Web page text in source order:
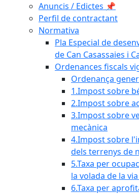
Anuncis / Edictes 📌
Perfil de contractant
Normativa
Pla Especial de
de Can Casassaies i
Ordenances fiscals
Ordenança
1.Impost sobre
2.Impost sobre
3.Impost sobre
mecànica
4.Impost sobre
dels terrenys de
5.Taxa per
la volada de la
6.Taxa per